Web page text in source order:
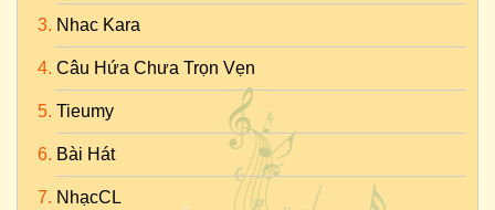
Nhac Kara
Câu Hứa Chưa Trọn Vẹn
Tieumy
Bài Hát
NhạcCL